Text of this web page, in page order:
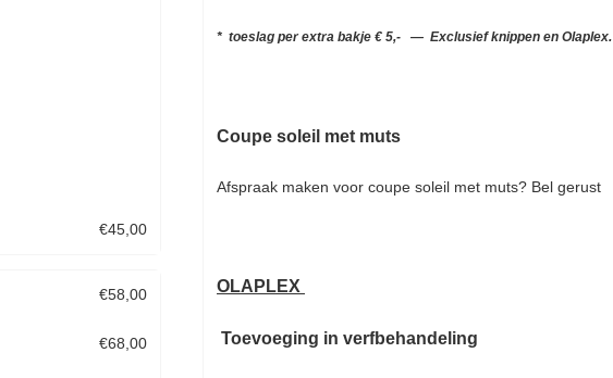
€45,00
€58,00
€68,00
* toeslag per extra bakje € 5,- — Exclusief knippen en Olaplex.
Coupe soleil met muts
Afspraak maken voor coupe soleil met muts? Bel gerust
OLAPLEX
Toevoeging in verfbehandeling